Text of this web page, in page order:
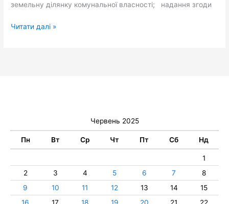
земельну ділянку комунальної власності; надання згоди
Читати далі »
Червень 2025
Пн Вт Ср Чт Пт Сб Нд
1
2
3 4 5 6 7
8
9
10 11 12 13 14
15